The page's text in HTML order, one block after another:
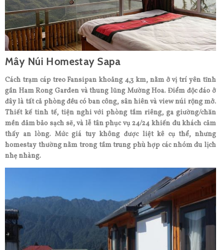
Mây Núi Homestay Sapa
Cách trạm cáp treo Fansipan khoảng 4,3 km, nằm ở vị trí yên tĩnh
gần Ham Rong Garden và thung lũng Mường Hoa. Điểm độc đáo ở
đây là tất cả phòng đều có ban công, sân hiên và view núi rộng mở.
Thiết kế tinh tế, tiện nghi với phòng tắm riêng, ga giường/chăn
mền đảm bảo sạch sẽ, và lễ tân phục vụ 24/24 khiến du khách cảm
thấy an lòng. Mức giá tuy không được liệt kê cụ thể, nhưng
homestay thường nằm trong tầm trung phù hợp các nhóm du lịch
nhẹ nhàng.